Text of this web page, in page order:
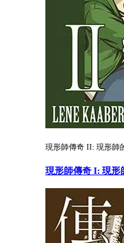
現形師傳奇 II: 現形師
現形師傳奇 I: 現形